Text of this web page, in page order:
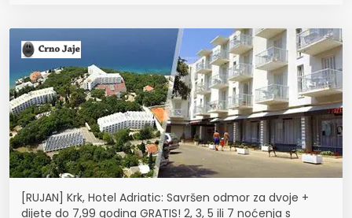
[RUJAN] Krk, Hotel Adriatic: Savršen odmor za dvoje +
dijete do 7,99 godina GRATIS! 2, 3, 5 ili 7 noćenja s